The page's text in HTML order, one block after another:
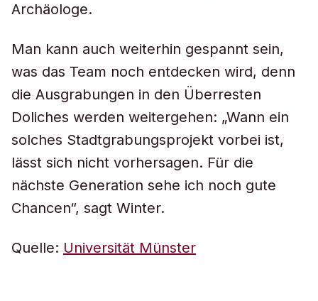
Archäologe.
Man kann auch weiterhin gespannt sein,
was das Team noch entdecken wird, denn
die Ausgrabungen in den Überresten
Doliches werden weitergehen: „Wann ein
solches Stadtgrabungsprojekt vorbei ist,
lässt sich nicht vorhersagen. Für die
nächste Generation sehe ich noch gute
Chancen“, sagt Winter.
Quelle: Universität Münster